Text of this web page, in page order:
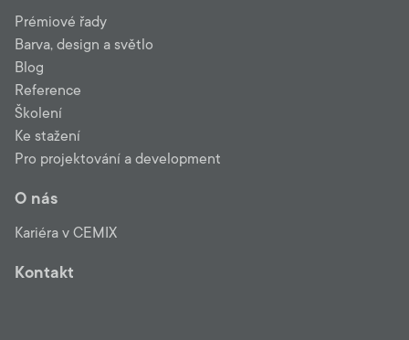
Prémiové řady
Barva, design a světlo
Blog
Reference
Školení
Ke stažení
Pro projektování a development
O nás
Kariéra v CEMIX
Kontakt